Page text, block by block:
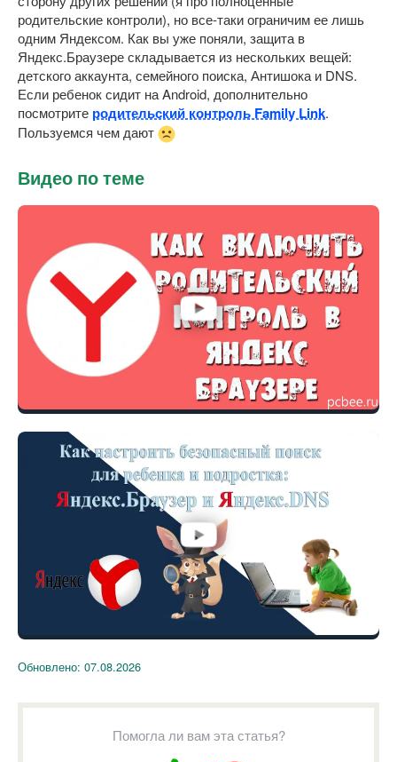
родительские контроли), но все-таки ограничим ее лишь
одним Яндексом. Как вы уже поняли, защита в
Яндекс.Браузере складывается из нескольких вещей:
детского аккаунта, семейного поиска, Антишока и DNS.
Если ребенок сидит на Android, дополнительно
посмотрите родительский контроль Family Link.
Пользуемся чем дают
Видео по теме
Обновлено: 07.08.2026
Помогла ли вам эта статья?